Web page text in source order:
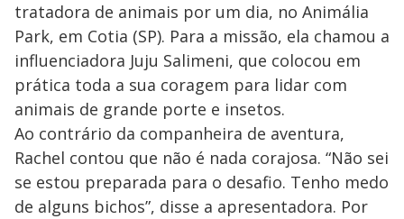
tratadora de animais por um dia, no Animália
Park, em Cotia (SP). Para a missão, ela chamou a
influenciadora Juju Salimeni, que colocou em
prática toda a sua coragem para lidar com
animais de grande porte e insetos.
Ao contrário da companheira de aventura,
Rachel contou que não é nada corajosa. “Não sei
se estou preparada para o desafio. Tenho medo
de alguns bichos”, disse a apresentadora. Por